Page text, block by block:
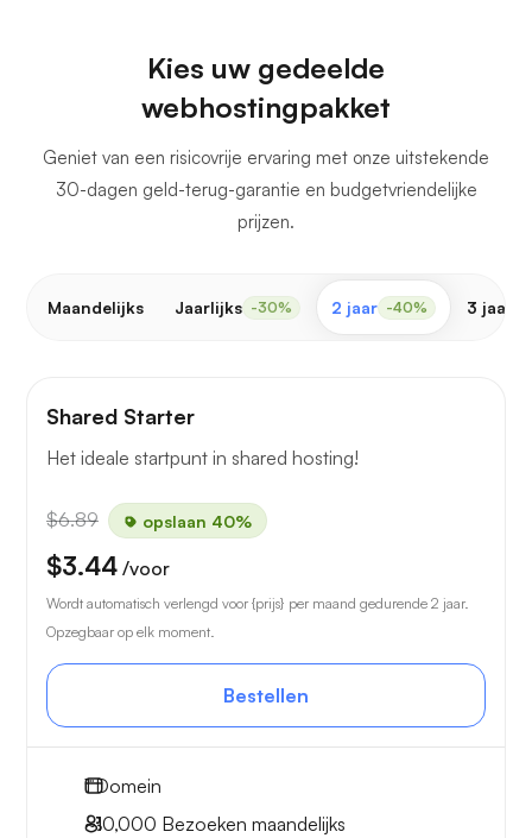
Kies uw gedeelde
webhostingpakket
Geniet van een risicovrije ervaring met onze uitstekende
30-dagen geld-terug-garantie en budgetvriendelijke
prijzen.
Maandelijks Jaarlijks -30% 2 jaar -40% 3 jaar
Shared Starter
Het ideale startpunt in shared hosting!
$6.89 opslaan 40%
$3.44 /voor
Wordt automatisch verlengd voor {prijs} per maand gedurende 2 jaar.
Opzegbaar op elk moment.
Bestellen
1Domein
~10,000 Bezoeken maandelijks